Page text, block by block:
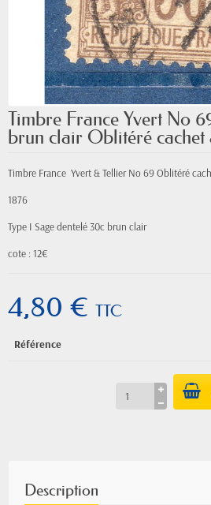
Timbre France Yvert No
brun clair Oblitéré cachet
Timbre France Yvert & TellierNo69 Oblitéré
1876
Type I Sagedentelé 30c brun clair
cote : 12€
4,80 € TTC
Référence
Description